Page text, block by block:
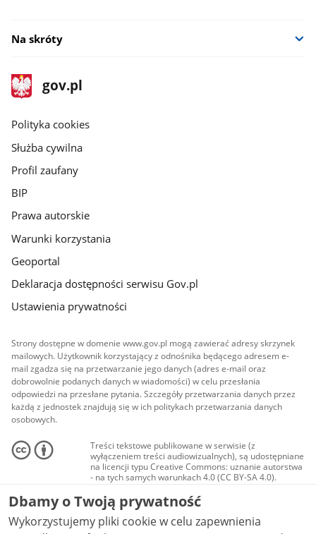
Na skróty
stopka
gov.pl
Strona
gov.pl
gov.pl
Polityka cookies
Służba cywilna
Profil zaufany
BIP
Prawa autorskie
Warunki korzystania
Geoportal
Deklaracja dostępności serwisu Gov.pl
Ustawienia prywatności
Strony dostępne w domenie www.gov.pl mogą zawierać adresy skrzynek
mailowych. Użytkownik korzystający z odnośnika będącego adresem e-
mail zgadza się na przetwarzanie jego danych (adres e-mail oraz
dobrowolnie podanych danych w wiadomości) w celu przesłania
odpowiedzi na przesłane pytania. Szczegóły przetwarzania danych przez
każdą z jednostek znajdują się w ich politykach przetwarzania danych
osobowych.
Treści tekstowe publikowane w serwisie (z
wyłączeniem treści audiowizualnych), są udostępniane
na licencji typu Creative Commons: uznanie autorstwa
- na tych samych warunkach 4.0 (CC BY-SA 4.0).
Materiały audiowizualne, w tym zdjęcia, materiały
audio i wideo, są udostępniane na licencji typu
Creative Commons: uznanie autorstwa użycie
niekomercyjne - bez utworów zależnych 4.0 (CC BY-
NC-ND 4.0), o ile nie jest to stwierdzone inaczej.
Dbamy o Twoją prywatność
Wykorzystujemy pliki cookie w celu zapewnienia